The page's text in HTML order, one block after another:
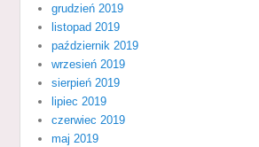
grudzień 2019
listopad 2019
październik 2019
wrzesień 2019
sierpień 2019
lipiec 2019
czerwiec 2019
maj 2019